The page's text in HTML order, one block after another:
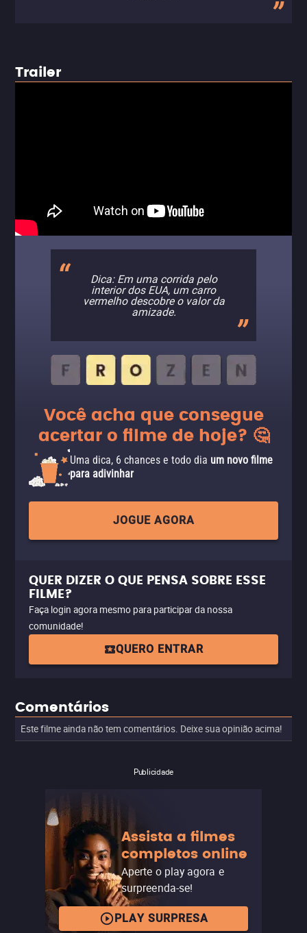
Trailer
Dica: Em uma corrida pelo
interior dos EUA, um carro
vermelho descobre o valor da
amizade.
Você acha que consegue
acertar o filme de hoje? 🤔
Uma dica, 6 chances e todo dia um novo filme
para adivinhar
JOGUE AGORA
QUER DIZER O QUE PENSA SOBRE ESSE
FILME?
Faça login agora mesmo para participar da nossa
comunidade!
QUERO ENTRAR
Comentários
Este filme ainda não tem comentários. Deixe sua opinião acima!
Publicidade
Assista a filmes
completos online
Aperte o play agora e
surpreenda-se!
PLAY SURPRESA